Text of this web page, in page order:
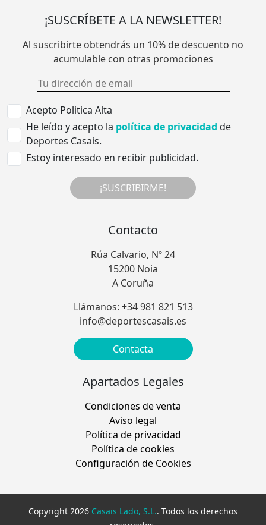
¡SUSCRÍBETE A LA NEWSLETTER!
Al suscribirte obtendrás un 10% de descuento no
acumulable con otras promociones
Acepto Politica Alta
He leído y acepto la política de privacidad de
Deportes Casais.
Estoy interesado en recibir publicidad.
¡SUSCRIBIRME!
Contacto
Rúa Calvario, Nº 24
15200 Noia
A Coruña
Llámanos: +34 981 821 513
info@deportescasais.es
Contacta
Apartados Legales
Condiciones de venta
Aviso legal
Política de privacidad
Política de cookies
Configuración de Cookies
Copyright 2026 Casais Lado, S.L.. Todos los derechos